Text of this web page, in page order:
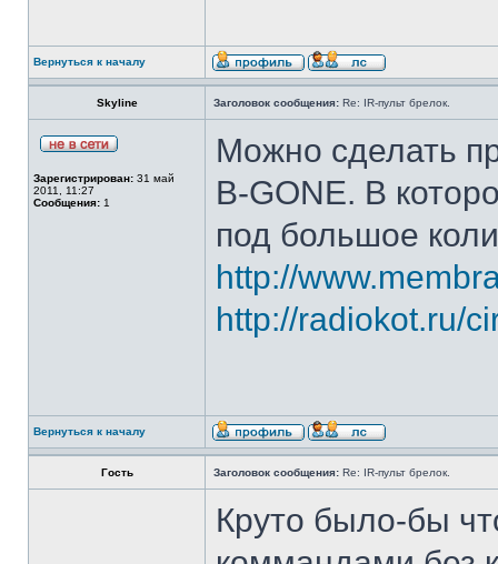
Вернуться к началу
Skyline Заголовок сообщения: Re: IR-пульт брелок.
Зарегистрирован: 31 май
2011, 11:27
Сообщения: 1
Можно сделать
B-GONE. В
под большое
http://
http://radiokot.ru/
Вернуться к началу
Гость Заголовок сообщения: Re: IR-пульт брелок.
Круто было-бы